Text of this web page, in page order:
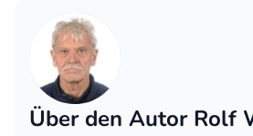
Über den Autor Rolf